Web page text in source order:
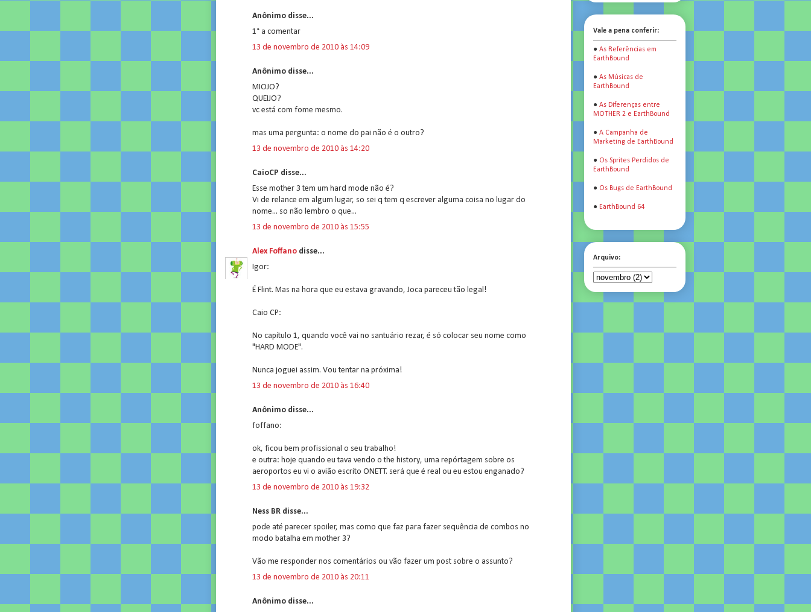
Anônimo disse...
1° a comentar
13 de novembro de 2010 às 14:09
Anônimo disse...
MIOJO?
QUEIJO?
vc está com fome mesmo.
mas uma pergunta: o nome do pai não é o outro?
13 de novembro de 2010 às 14:20
CaioCP disse...
Esse mother 3 tem um hard mode não é?
Vi de relance em algum lugar, so sei q tem q escrever alguma coisa no lugar do
nome... so não lembro o que...
13 de novembro de 2010 às 15:55
Alex Foffano disse...
Igor:
É Flint. Mas na hora que eu estava gravando, Joca pareceu tão legal!
Caio CP:
No capítulo 1, quando você vai no santuário rezar, é só colocar seu nome como
"HARD MODE".
Nunca joguei assim. Vou tentar na próxima!
13 de novembro de 2010 às 16:40
Anônimo disse...
foffano:
ok, ficou bem profissional o seu trabalho!
e outra: hoje quando eu tava vendo o the history, uma repórtagem sobre os
aeroportos eu vi o avião escrito ONETT. será que é real ou eu estou enganado?
13 de novembro de 2010 às 19:32
Ness BR disse...
pode até parecer spoiler, mas como que faz para fazer sequência de combos no
modo batalha em mother 3?
Vão me responder nos comentários ou vão fazer um post sobre o assunto?
13 de novembro de 2010 às 20:11
Anônimo disse...
Vale a pena conferir:
● As Referências em
EarthBound
● As Músicas de
EarthBound
● As Diferenças entre
MOTHER 2 e EarthBound
● A Campanha de
Marketing de EarthBound
● Os Sprites Perdidos de
EarthBound
● Os Bugs de EarthBound
● EarthBound 64
Arquivo: